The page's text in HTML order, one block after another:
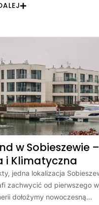
w Sobieszewie
i Klimatyczna
jedna lokalizacja
zachwycić od pierwszego
dołożymy nowoczesną…